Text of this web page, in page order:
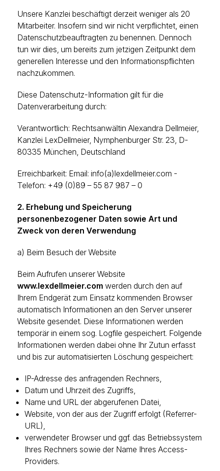
Unsere Kanzlei beschäftigt derzeit weniger als 20
Mitarbeiter. Insofern sind wir nicht verpflichtet, einen
Datenschutzbeauftragten zu benennen. Dennoch
tun wir dies, um bereits zum jetzigen Zeitpunkt dem
generellen Interesse und den Informationspflichten
nachzukommen.
Diese Datenschutz-Information gilt für die
Datenverarbeitung durch:
Verantwortlich: Rechtsanwältin Alexandra Dellmeier,
Kanzlei LexDellmeier, Nymphenburger Str. 23, D-
80335 München, Deutschland
Erreichbarkeit: Email: info(a)lexdellmeier.com -
Telefon: +49 (0)89 – 55 87 987 – 0
2. Erhebung und Speicherung
personenbezogener Daten sowie Art und
Zweck von deren Verwendung
a) Beim Besuch der Website
Beim Aufrufen unserer Website
www.lexdellmeier.com werden durch den auf
Ihrem Endgerät zum Einsatz kommenden Browser
automatisch Informationen an den Server unserer
Website gesendet. Diese Informationen werden
temporär in einem sog. Logfile gespeichert. Folgende
Informationen werden dabei ohne Ihr Zutun erfasst
und bis zur automatisierten Löschung gespeichert:
IP-Adresse des anfragenden Rechners,
Datum und Uhrzeit des Zugriffs,
Name und URL der abgerufenen Datei,
Website, von der aus der Zugriff erfolgt (Referrer-
URL),
verwendeter Browser und ggf. das Betriebssystem
Ihres Rechners sowie der Name Ihres Access-
Providers.